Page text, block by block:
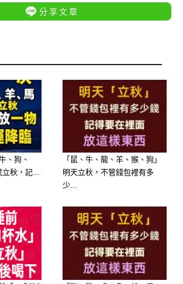
分享文章
、狗、
立秋，記...
「鼠、牛、龍、羊、猴、狗」
明天立秋，不管錢包裡有多
少...